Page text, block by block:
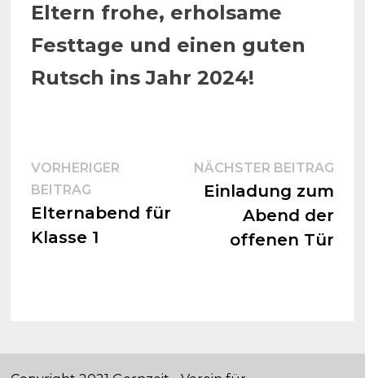
Eltern frohe, erholsame
Festtage und einen guten
Rutsch ins Jahr 2024!
Beitragsnavigation
VORHERIGER
BEITRAG
Beitrag:
Elternabend für
Klasse 1
NÄCHSTER BEITRAG
Einladung zum
Abend der
offenen Tür